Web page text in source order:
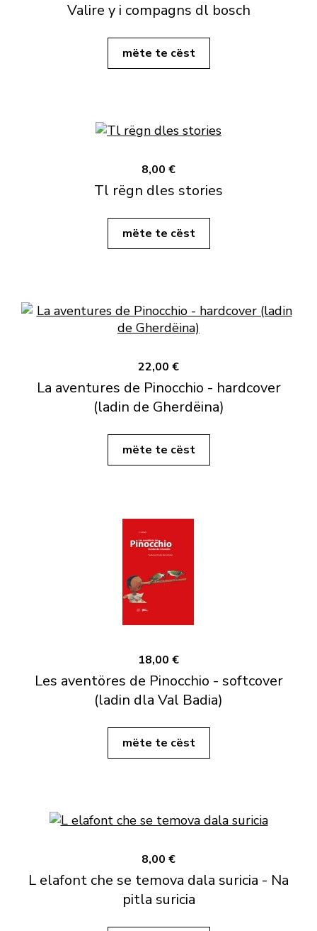
Valire y i compagns dl bosch
mëte te cëst
8,00 €
Tl rëgn dles stories
mëte te cëst
22,00 €
La aventures de Pinocchio - hardcover
(ladin de Gherdëina)
mëte te cëst
18,00 €
Les aventöres de Pinocchio - softcover
(ladin dla Val Badia)
mëte te cëst
8,00 €
L elafont che se temova dala suricia - Na
pitla suricia